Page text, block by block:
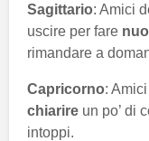
Sagittario: Amici
uscire per fare
rimandare a
Capricorno:
chiarire un po’ di
intoppi.